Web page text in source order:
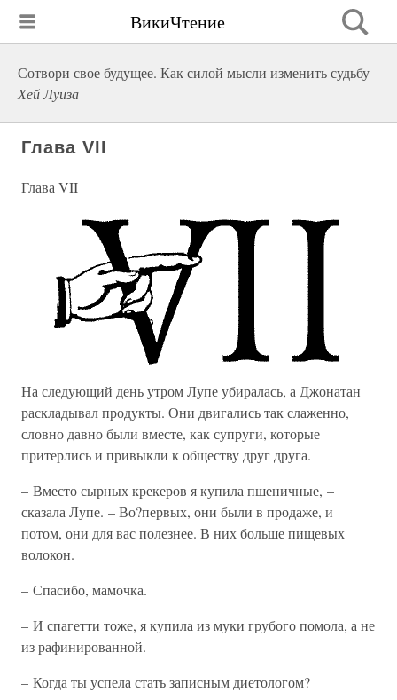
ВикиЧтение
Сотвори свое будущее. Как силой мысли изменить судьбу
Хей Луиза
Глава VII
Глава VII
На следующий день утром Лупе убиралась, а Джонатан
раскладывал продукты. Они двигались так слаженно,
словно давно были вместе, как супруги, которые
притерлись и привыкли к обществу друг друга.
– Вместо сырных крекеров я купила пшеничные, –
сказала Лупе. – Во?первых, они были в продаже, и
потом, они для вас полезнее. В них больше пищевых
волокон.
– Спасибо, мамочка.
– И спагетти тоже, я купила из муки грубого помола, а не
из рафинированной.
– Когда ты успела стать записным диетологом?